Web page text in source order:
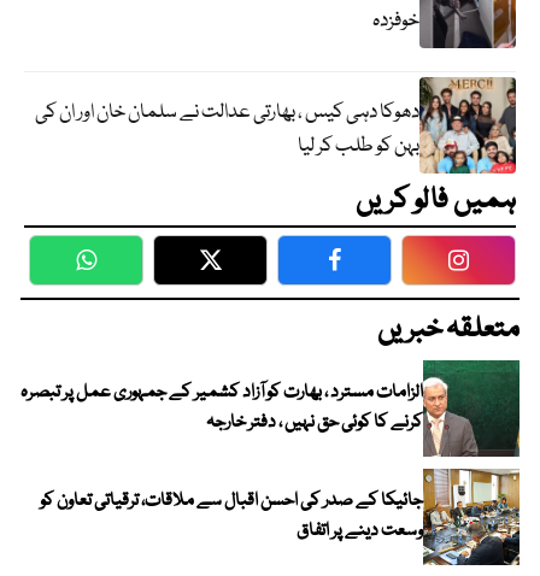
خوفزدہ
دھوکا دہی کیس ، بھارتی عدالت نے سلمان خان اور ان کی
بہن کو طلب کر لیا
ہمیں فالو کریں
WhatsApp Twitter Facebook
متعلقہ خبریں
الزامات مسترد ، بھارت کو آزاد کشمیر کے جمہوری عمل پر تبصرہ
کرنے کا کوئی حق نہیں ، دفتر خارجہ
جائیکا کے صدر کی احسن اقبال سے ملاقات، ترقیاتی تعاون کو
وسعت دینے پر اتفاق